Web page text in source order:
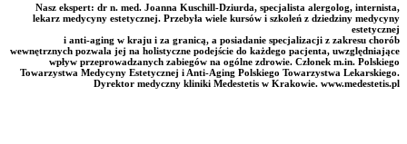
Nasz ekspert: dr n. med. Joanna Kuschill-Dziurda, specjalista alergolog, internista,
lekarz medycyny estetycznej. Przebyła wiele kursów i szkoleń z dziedziny medycyny
estetycznej
i anti-aging w kraju i za granicą, a posiadanie specjalizacji z zakresu chorób
wewnętrznych pozwala jej na holistyczne podejście do każdego pacjenta, uwzględniające
wpływ przeprowadzanych zabiegów na ogólne zdrowie. Członek m.in. Polskiego
Towarzystwa Medycyny Estetycznej i Anti-Aging Polskiego Towarzystwa Lekarskiego.
Dyrektor medyczny kliniki Medestetis w Krakowie. www.medestetis.pl